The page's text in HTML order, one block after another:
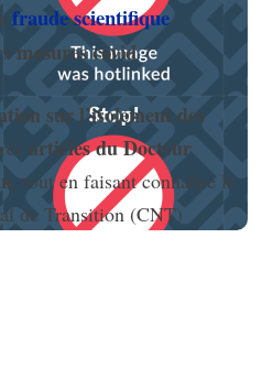
fraude scientifique
mesures covid
sur l’isolement des
articles du Docteur
, tout en faisant connaître le
de Transition (CNT)